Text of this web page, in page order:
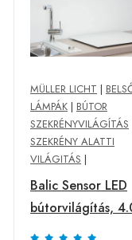
MÜLLER LICHT |
LÁMPÁK | BÚTOR
SZEKRÉNYVILÁGÍTÁS
SZEKRÉNY ALATTI
VILÁGITÁS |
Balic Sensor LED
bútorvilágítás,
K, hossza 80 cm